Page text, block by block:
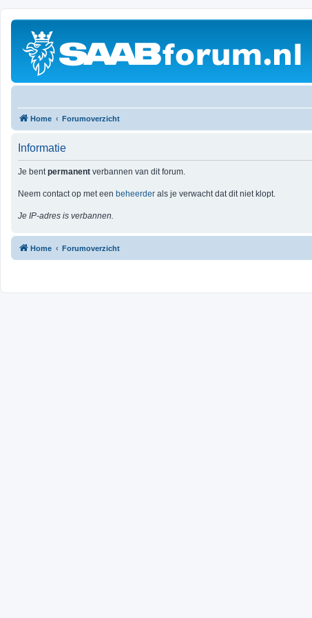
Home Forumoverzicht
Informatie
Je bentpermanent verbannen van dit forum.
Neem contact op met een beheerder als je verwacht dat dit niet klopt.
Je IP-adres is verbannen.
Home Forumoverzicht